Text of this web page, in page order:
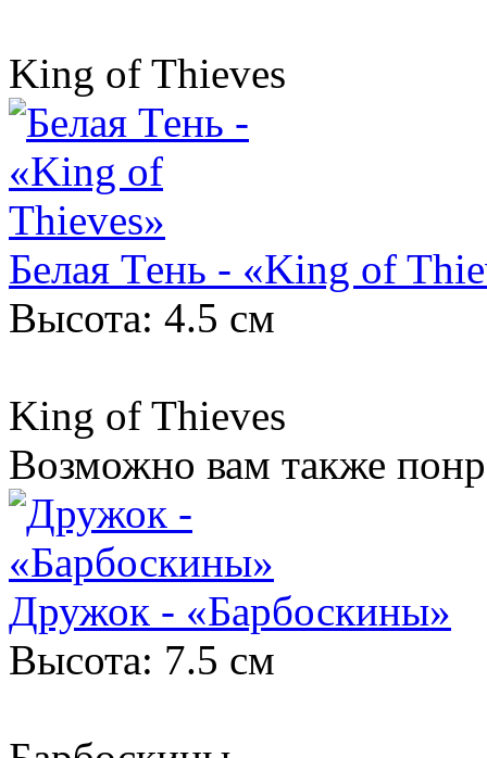
King of Thieves
Белая Тень - «King of
Высота: 4.5 см
King of Thieves
Возможно вам также
Дружок - «Барбоскины»
Высота: 7.5 см